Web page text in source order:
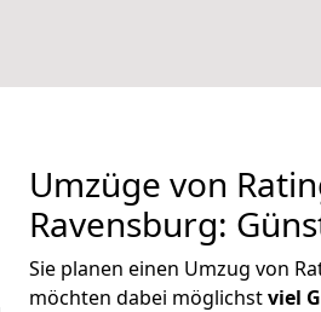
Umzüge von
Ravensburg:
Sie planen einen Umzug von
möchten dabei möglichstviel